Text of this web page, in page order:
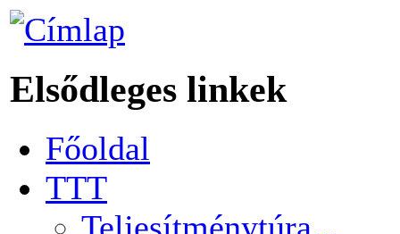
Elsődleges linkek
Főoldal
TTT